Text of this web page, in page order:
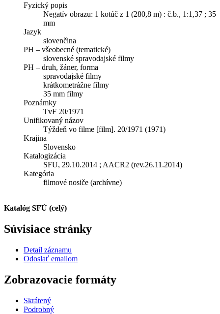
Fyzický popis
Negatív obrazu: 1 kotúč z 1 (280,8 m) : č.b., 1:1,37 ; 35
mm
Jazyk
slovenčina
PH – všeobecné (tematické)
slovenské spravodajské filmy
PH – druh, žáner, forma
spravodajské filmy
krátkometrážne filmy
35 mm filmy
Poznámky
TvF 20/1971
Unifikovaný názov
Týždeň vo filme [film]. 20/1971 (1971)
Krajina
Slovensko
Katalogizácia
SFU, 29.10.2014 ; AACR2 (rev.26.11.2014)
Kategória
filmové nosiče (archívne)
Katalóg SFÚ (celý)
Súvisiace stránky
Detail záznamu
Odoslať emailom
Zobrazovacie formáty
Skrátený
Podrobný